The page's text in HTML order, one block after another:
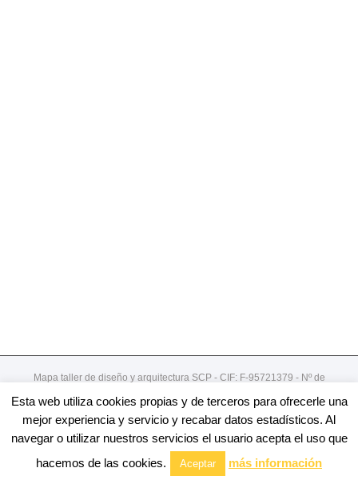
Mapa taller de diseño y arquitectura SCP - CIF: F-95721379 - Nº de
Gordoniz 44, 5º - dto 7- 48002 - Bilbao / 94 4078913
FacebookTwitterLinkedinYoutube
Esta web utiliza cookies propias y de terceros para ofrecerle una
mejor experiencia y servicio y recabar datos estadísticos. Al
navegar o utilizar nuestros servicios el usuario acepta el uso que
hacemos de las cookies.
Aceptar más información